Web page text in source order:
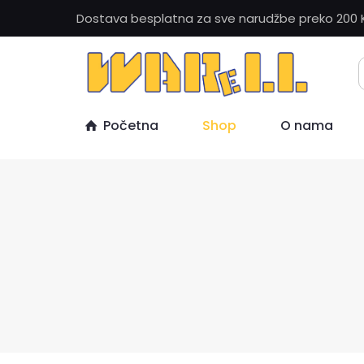
Dostava besplatna za sve narudžbe preko 200
Početna Shop O nama